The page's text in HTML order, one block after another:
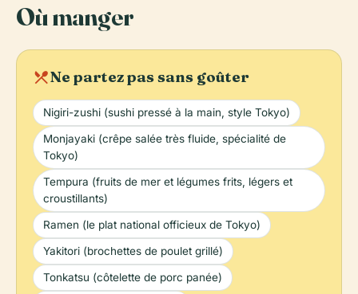
Où manger
local_diningNe partez pas sans goûter
Nigiri-zushi (sushi pressé à la main, style Tokyo)
Monjayaki (crêpe salée très fluide, spécialité de
Tokyo)
Tempura (fruits de mer et légumes frits, légers et
croustillants)
Ramen (le plat national officieux de Tokyo)
Yakitori (brochettes de poulet grillé)
Tonkatsu (côtelette de porc panée)